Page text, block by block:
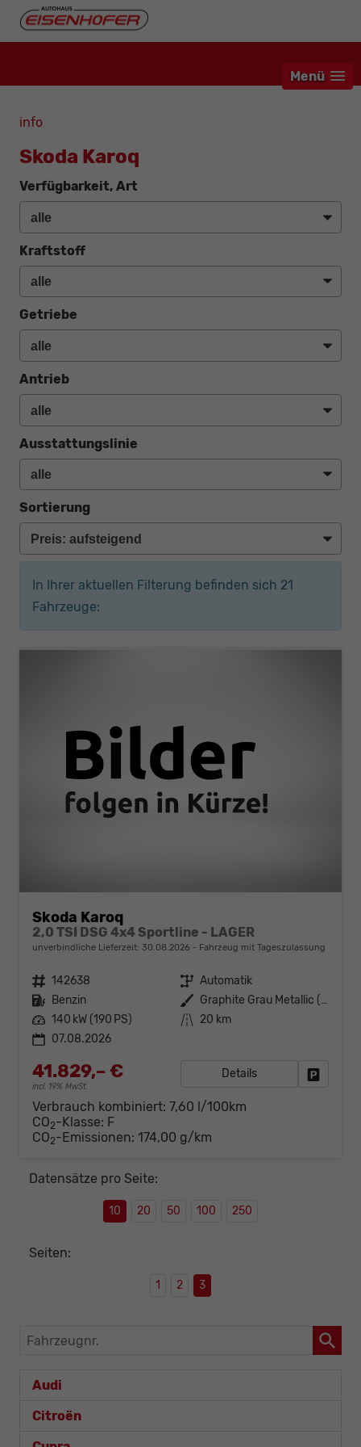
Menü
info
Skoda Karoq
Verfügbarkeit, Art
Kraftstoff
Getriebe
Antrieb
Ausstattungslinie
Sortierung
In Ihrer aktuellen Filterung befinden sich 21
Fahrzeuge:
Skoda Karoq
2,0 TSI DSG 4x4 Sportline - LAGER
unverbindliche Lieferzeit: 30.08.2026 Fahrzeug mit Tageszulassung
Fahrzeugnr. 142638 Getriebe Automatik
Kraftstoff Benzin Außenfarbe
Graphite Grau Metallic (5X)
Leistung 140 kW (190 PS) Kilometerstand 20 km
07.08.2026
41.829,– €
incl. 19% MwSt.
Details
Verbrauch kombiniert: 7,60 l/100km
CO2-Klasse: F
CO2-Emissionen: 174,00 g/km
Datensätze pro Seite:
10 20 50 100 250
Seiten:
1 2 3
Fahrzeugnr.
Audi
Citroën